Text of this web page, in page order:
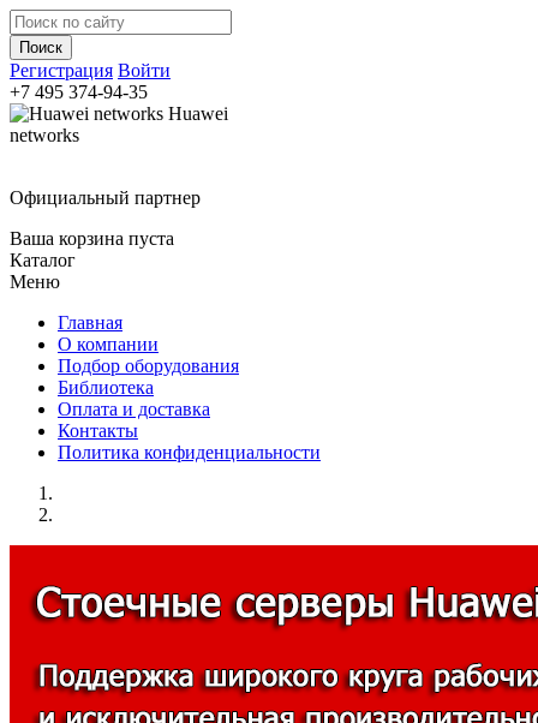
Регистрация Войти
+7 495 374-94-35
Huawei
networks
Официальный партнер
Ваша корзина пуста
Каталог
Меню
Главная
О компании
Подбор оборудования
Библиотека
Оплата и доставка
Контакты
Политика конфиденциальности